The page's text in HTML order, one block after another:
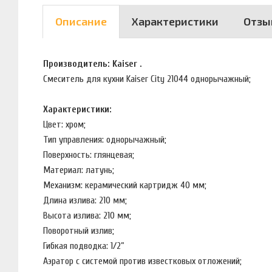
Описание Характеристики
Производитель: Kaiser .
Смеситель для кухни Kaiser City 21044 однорычажный;
Характеристики:
Цвет: хром;
Тип управления: однорычажный;
Поверхность: глянцевая;
Материал: латунь;
Механизм: керамический картридж 40 мм;
Длина излива: 210 мм;
Высота излива: 210 мм;
Поворотный излив;
Гибкая подводка: 1/2”
Аэратор с системой против известковых отложений;